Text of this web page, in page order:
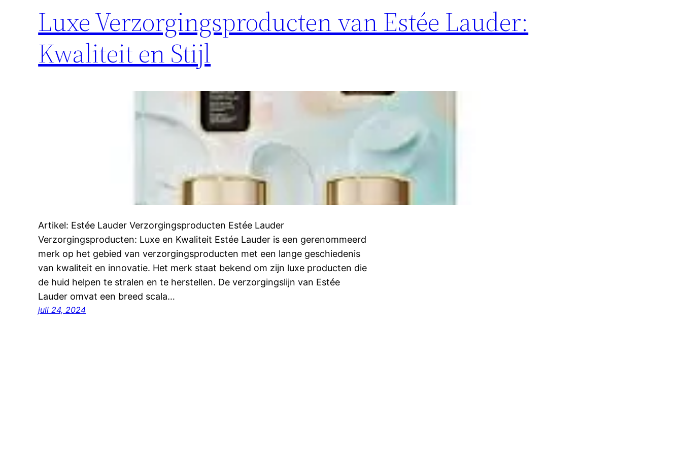
Luxe Verzorgingsproducten van Estée Lauder:
Kwaliteit en Stijl
Artikel: Estée Lauder Verzorgingsproducten Estée Lauder
Verzorgingsproducten: Luxe en Kwaliteit Estée Lauder is een gerenommeerd
merk op het gebied van verzorgingsproducten met een lange geschiedenis
van kwaliteit en innovatie. Het merk staat bekend om zijn luxe producten die
de huid helpen te stralen en te herstellen. De verzorgingslijn van Estée
Lauder omvat een breed scala…
juli 24, 2024